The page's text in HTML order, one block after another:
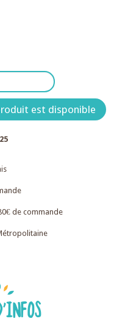
est disponible
de commande